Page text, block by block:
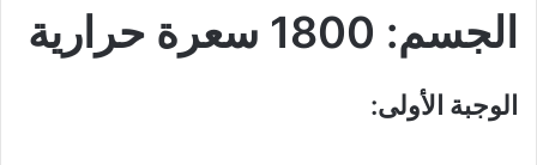
الجسم: 1800 سعرة حرارية
الوجبة الأولى: